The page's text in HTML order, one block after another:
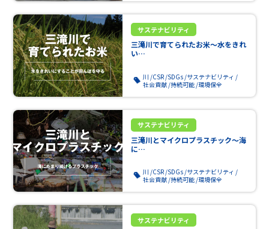
サステナビリティ
三滝川で育てられたお米～水をきれ
い…
川 CSR SDGs サステナビリティ
社会貢献 持続可能 環境保全
サステナビリティ
三滝川とマイクロプラスチック～海
に…
川 CSR SDGs サステナビリティ
社会貢献 持続可能 環境保全
サステナビリティ